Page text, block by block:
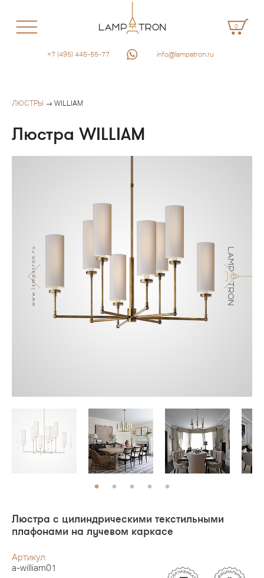
0
+7 (495) 445-55-77 info@lampatron.ru
ЛЮСТРЫ → WILLIAM
Люстра WILLIAM
Люстра с цилиндрическими текстильными
плафонами на лучевом каркасе
Артикул:
a-william01